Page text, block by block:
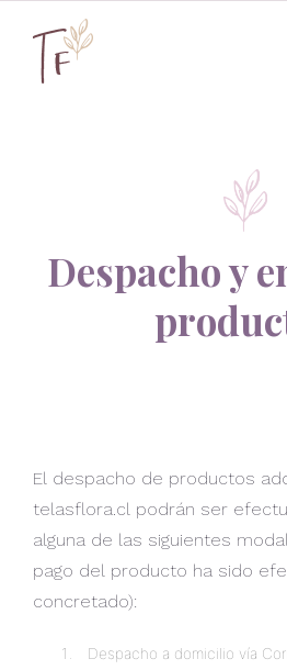
Despacho y
El despacho de productos
telasflora.cl podrán ser
alguna de las siguientes
pago del producto ha sido
concretado):
Despacho a domicilio vía